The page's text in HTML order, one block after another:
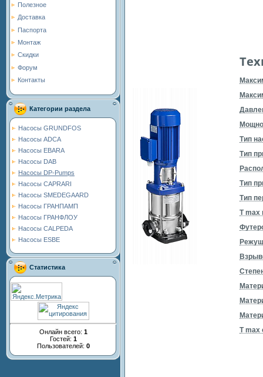
Полезное
Доставка
Паспорта
Монтаж
Скидки
Форум
Контакты
Категории раздела
Насосы GRUNDFOS
Насосы ADCA
Насосы EBARA
Насосы DAB
Насосы DP-Pumps
Насосы CAPRARI
Насосы SMEDEGAARD
Насосы ГРАНПАМП
Насосы ГРАНФЛОУ
Насосы CALPEDA
Насосы ESBE
Статистика
Онлайн всего: 1
Гостей: 1
Пользователей: 0
Тип
Тип
Тип
Тип
T max
T max